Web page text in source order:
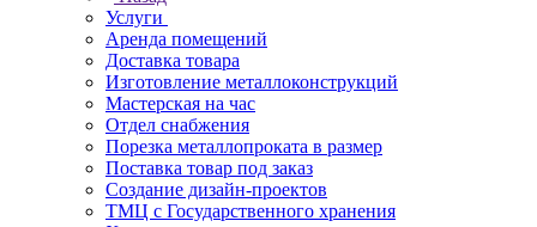
Услуги
Аренда помещений
Доставка товара
Изготовление металлоконструкций
Мастерская на час
Отдел снабжения
Порезка металлопроката в размер
Поставка товар под заказ
Создание дизайн-проектов
ТМЦ с Государственного хранения